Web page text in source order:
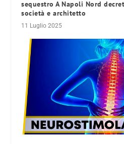
sequestro A Napoli Nord
società e architetto
11 Luglio 2025